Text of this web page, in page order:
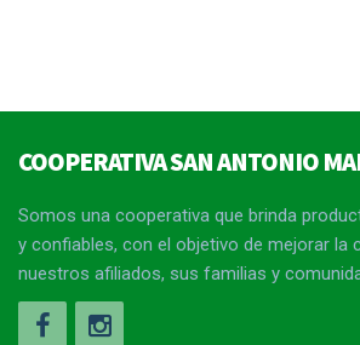
COOPERATIVA SAN ANTONIO
Somos una cooperativa que brinda
y confiables, con el objetivo de mejorar la
nuestros afiliados, sus familias y